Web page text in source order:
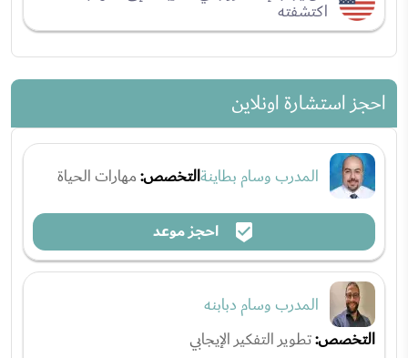
اكتشفته
احجز استشارة اونلاين
المدرب وسام بطاينةالتخصص:مهارات الحياة
احجز موعد
المدرب وسام دبابنه
التخصص:تطوير التفكير الإيجابي